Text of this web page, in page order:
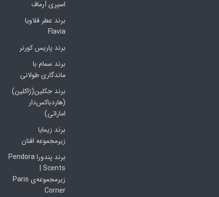
اسپری آرماف
برند عطر فلاویا
Flavia
برند پاریس کورنر
برند سمام با
ماندگاری طولانی
برند جکلین(ژاکلین)
(هاردباکس‌دار
اماراتی)
برند زیمایا
زیرمجموعه افنان
برند پندورا Pendora
Scents |
زیرمجموعه‌ی Paris
Corner